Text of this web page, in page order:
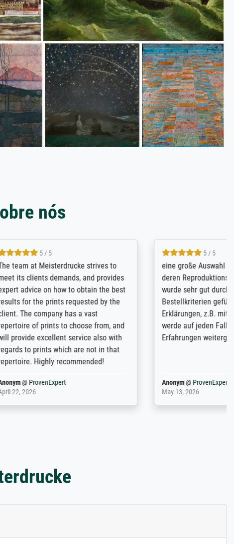
nós
strives to
provides
the best
by the
vast
from, and
also with
not in that
eine große Auswahl an Bildern und
deren Reproduktionsmöglichkeiten;
wurde sehr gut durch die einzelnen
Bestellkriterien geführt, verständliche
Erklärungen, z.B. mit Bilddarstellungen,
werde auf jeden Fall meine guten
Erfahrungen weitergeben.